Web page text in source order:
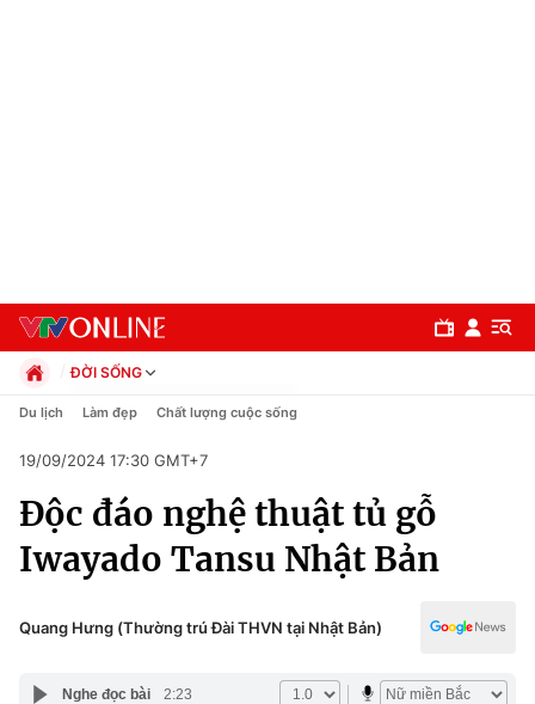
Chuyên mục
Chính trị
Pháp luật
ĐỜI SỐNG
Chính trị
Pháp luật
Kinh tế
Thể thao
Truyền hình
Y tế
Công nghệ
Du lịch Làm đẹp Chất lượng cuộc sống
19/09/2024 17:30 GMT+7
Độc đáo nghệ thuật tủ gỗ
Iwayado Tansu Nhật Bản
Quang Hưng (Thường trú Đài THVN tại Nhật Bản)
Nghe đọc bài 2:23